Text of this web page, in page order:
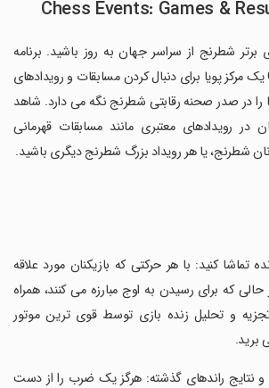
برتر شطرنج از سراسر جهان به روز باشید. برنامه
رویدادهای Chess.com یک مرکز پویا برای دنبال کردن مسابقات و رویدادهای
را در صدر صحنه رقابتی شطرنج نگه می دارد. شاهد
در رویدادهای معتبری مانند مسابقات قهرمانی
شطرنج، یا هر رویداد بزرگ شطرنج دیگری باشید.
تماشا کنید: با هر حرکتی که بازیکنان مورد علاقه
که برای رسیدن به اوج مبارزه می کنند، همراه
و تحلیل زنده بازی توسط قوی ترین موتور
و نتایج راندهای گذشته: هرگز یک ضرب را از دست